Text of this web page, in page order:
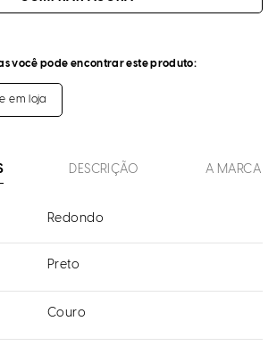
você pode encontrar este produto:
em loja
DESCRIÇÃO A MARCA
Redondo
Preto
Couro